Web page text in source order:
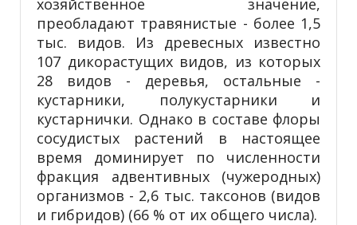
преобладают травянистые - более 1,5
тыс. видов. Из древесных известно
107 дикорастущих видов, из которых
28 видов - деревья, остальные -
кустарники, полукустарники и
кустарнички. Однако в составе флоры
сосудистых растений в настоящее
время доминирует по численности
фракция адвентивных (чужеродных)
организмов - 2,6 тыс. таксонов (видов
и гибридов) (66 % от их общего числа).